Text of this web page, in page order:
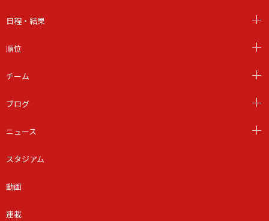
日程・結果
順位
チーム
ブログ
ニュース
スタジアム
動画
連載